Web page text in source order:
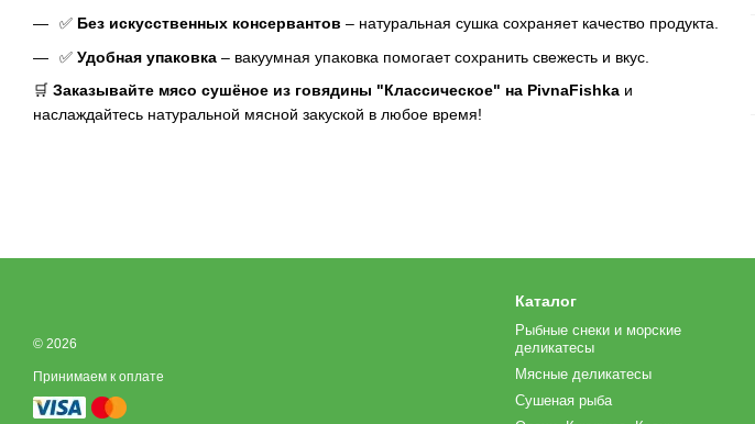
✅ Без искусственных консервантов – натуральная сушка сохраняет качество продукта.
✅ Удобная упаковка – вакуумная упаковка помогает сохранить свежесть и вкус.
🛒 Заказывайте мясо сушёное из говядины "Классическое" на PivnaFishka и
наслаждайтесь натуральной мясной закуской в любое время!
© 2026
Принимаем к оплате
Каталог
Рыбные снеки и морские
деликатесы
Мясные деликатесы
Сушеная рыба